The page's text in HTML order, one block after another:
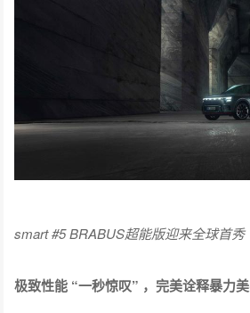
smart #5 BRABUS超能版迎来全球首秀
极致性能 “一秒惊叹” ，完美诠释暴力